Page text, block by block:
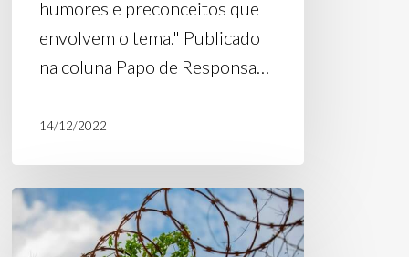
humores e preconceitos que
envolvem o tema." Publicado
na coluna Papo de Responsa…
14/12/2022
PÁGINA
22: